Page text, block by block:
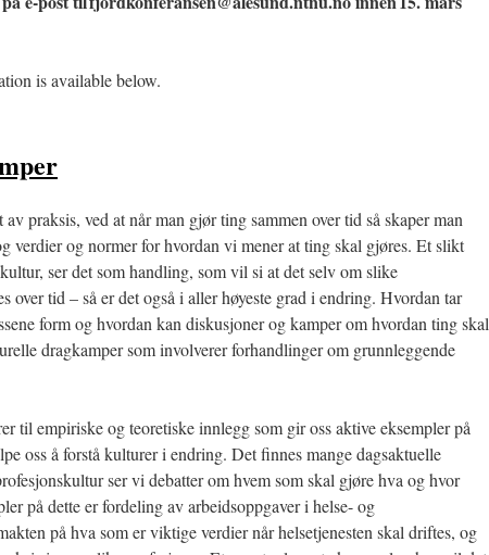
is available below.
praksis, ved at når man gjør ting sammen over tid så skaper man
verdier og normer for hvordan vi mener at ting skal gjøres. Et slikt
ser det som handling, som vil si at det selv om slike
over tid – så er det også i aller høyeste grad i endring. Hvordan tar
form og hvordan kan diskusjoner og kamper om hvordan ting skal
dragkamper som involverer forhandlinger om grunnleggende
til empiriske og teoretiske innlegg som gir oss aktive eksempler på
oss å forstå kulturer i endring. Det finnes mange dagsaktuelle
ser vi debatter om hvem som skal gjøre hva og hvor
på dette er fordeling av arbeidsoppgaver i helse- og
på hva som er viktige verdier når helsetjenesten skal driftes, og